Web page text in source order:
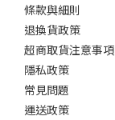
條款與細則
退換貨政策
超商取貨注意事項
隱私政策
常見問題
運送政策